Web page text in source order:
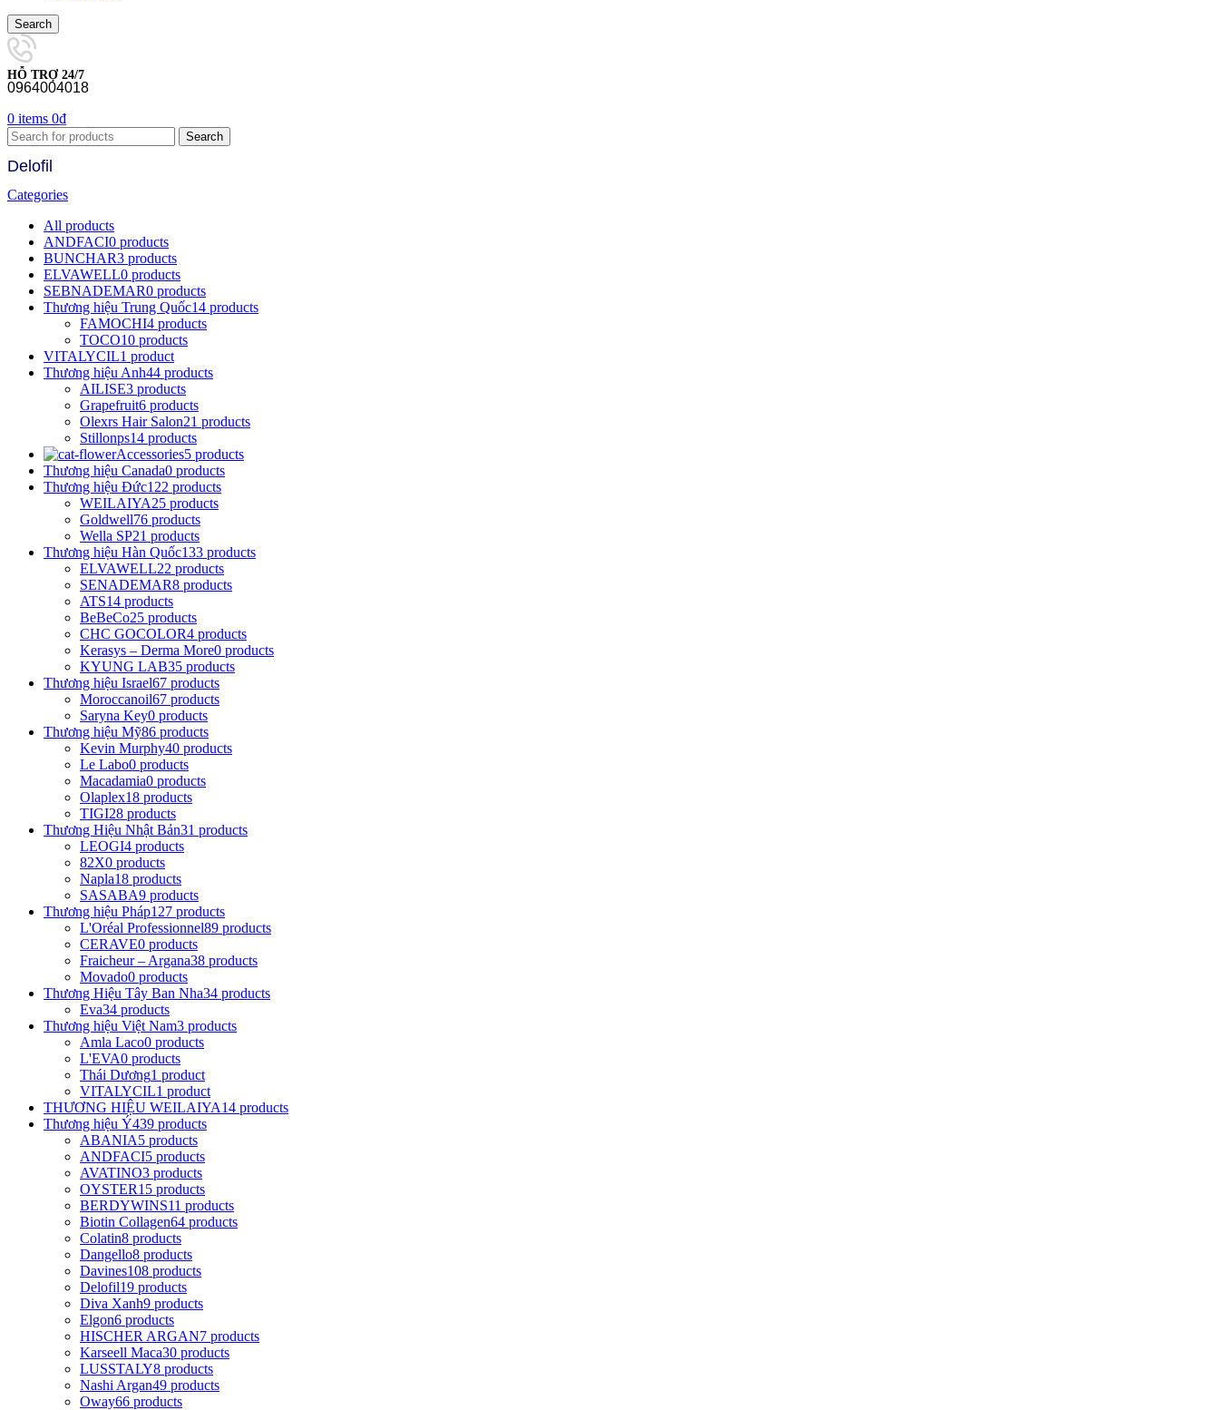
Search
HỖ TRỢ 24/7
0964004018
0 items 0₫
Search
Delofil
Categories
All products
ANDFACI0 products
BUNCHAR3 products
ELVAWELL0 products
SEBNADEMAR0 products
Thương hiệu Trung Quốc14 products
FAMOCHI4 products
TOCO10 products
VITALYCIL1 product
Thương hiệu Anh44 products
AILISE3 products
Grapefruit6 products
Olexrs Hair Salon21 products
Stillonps14 products
Accessories5 products
Thương hiệu Canada0 products
Thương hiệu Đức122 products
WEILAIYA25 products
Goldwell76 products
Wella SP21 products
Thương hiệu Hàn Quốc133 products
ELVAWELL22 products
SENADEMAR8 products
ATS14 products
BeBeCo25 products
CHC GOCOLOR4 products
Kerasys – Derma More0 products
KYUNG LAB35 products
Thương hiệu Israel67 products
Moroccanoil67 products
Saryna Key0 products
Thương hiệu Mỹ86 products
Kevin Murphy40 products
Le Labo0 products
Macadamia0 products
Olaplex18 products
TIGI28 products
Thương Hiệu Nhật Bản31 products
LEOGI4 products
82X0 products
Napla18 products
SASABA9 products
Thương hiệu Pháp127 products
L'Oréal Professionnel89 products
CERAVE0 products
Fraicheur – Argana38 products
Movado0 products
Thương Hiệu Tây Ban Nha34 products
Eva34 products
Thương hiệu Việt Nam3 products
Amla Laco0 products
L'EVA0 products
Thái Dương1 product
VITALYCIL1 product
THƯƠNG HIỆU WEILAIYA14 products
Thương hiệu Ý439 products
ABANIA5 products
ANDFACI5 products
AVATINO3 products
OYSTER15 products
BERDYWINS11 products
Biotin Collagen64 products
Colatin8 products
Dangello8 products
Davines108 products
Delofil19 products
Diva Xanh9 products
Elgon6 products
HISCHER ARGAN7 products
Karseell Maca30 products
LUSSTALY8 products
Nashi Argan49 products
Oway66 products